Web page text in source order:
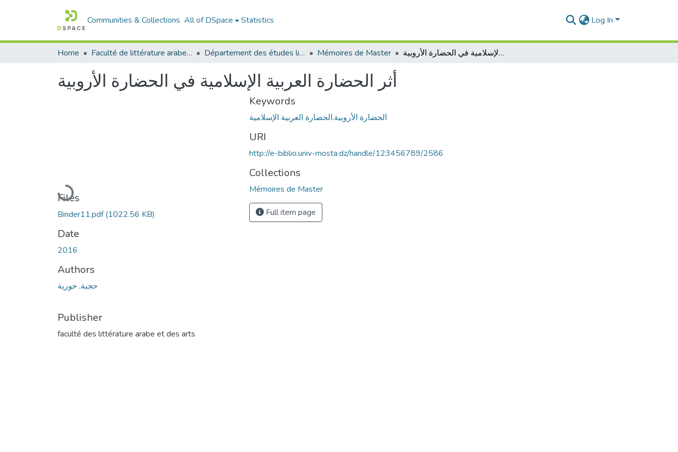
Communities & Collections All of DSpace Statistics Log In
Home Faculté de littérature arabe et des arts Département des études littéraires et critiques Mémoires de Master أثر الحضارة العربية الإسلامية في الحضارة الأروبية
أثر الحضارة العربية الإسلامية في الحضارة الأروبية
Loading...
Files
Binder11.pdf(1022.56 KB)
Date
2016
Authors
حجبة, حورية
Publisher
faculté des littérature arabe et des arts
Keywords
الحضارة الأروبية.الحضارة العربية الإسلامية
URI
http://e-biblio.univ-mosta.dz/handle/123456789/2586
Collections
Mémoires de Master
Full item page